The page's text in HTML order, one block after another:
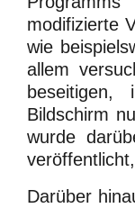
modifizierte
wie
allem
beseitigen,
Bildschirm
wurde
Darüber